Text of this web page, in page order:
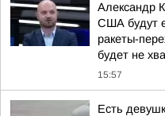
Александр
США будут
ракеты-
будет не
15:57
Есть